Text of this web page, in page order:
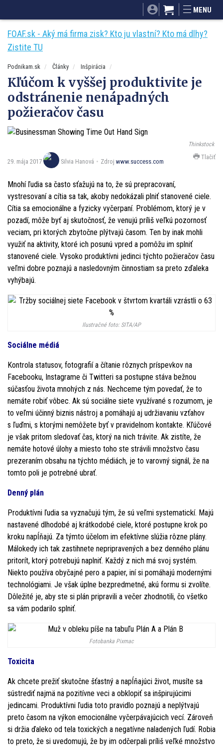
Mnamky-recepty.sk
MENU
FOAF.sk - Aký má firma zisk? Kto ju vlastní? Kto má dlhy?
Zistite TU
Podnikam.sk Články Inšpirácia
Kľúčom k vyššej produktivite je
odstránenie nenápadných
požieračov času
Thinkstock
29. mája 2017 Silvia Hanová Zdroj www.success.com
Tlačiť
Mnohí ľudia sa často sťažujú na to, že sú prepracovaní,
vystresovaní a cítia sa tak, akoby nedokázali plniť stanovené ciele.
Cítia sa emocionálne a fyzicky vyčerpaní. Problémom, ktorý je v
pozadí, môže byť aj skutočnosť, že venujú príliš veľkú pozornosť
veciam, pri ktorých zbytočne plýtvajú časom. Ten by inak mohli
využiť na aktivity, ktoré ich posunú vpred a pomôžu im splniť
stanovené ciele. Vysoko produktívni jedinci týchto požieračov času
veľmi dobre poznajú a nasledovným činnostiam sa preto zďaleka
vyhýbajú.
Ilustračné foto: SITA/AP
Sociálne médiá
Kontrola statusov, fotografií a čítanie rôznych príspevkov na
Facebooku, Instagrame či Twitteri sa postupne stáva bežnou
súčasťou života mnohých z nás. Nechceme tým povedať, že to
nemáte robiť vôbec. Ak sú sociálne siete využívané s rozumom, je
to veľmi účinný biznis nástroj a pomáhajú aj udržiavaniu vzťahov
s ľuďmi, s ktorými nemôžete byť v pravidelnom kontakte. Kľúčové
je však pritom sledovať čas, ktorý na nich trávite. Ak zistíte, že
nemáte hotové úlohy a miesto toho ste strávili množstvo času
prezeraním obsahu na týchto médiách, je to varovný signál, že na
tomto poli je potrebné ubrať.
Denný plán
Produktívni ľudia sa vyznačujú tým, že sú veľmi systematickí. Majú
nastavené dlhodobé aj krátkodobé ciele, ktoré postupne krok po
kroku napĺňajú. Za týmto účelom im efektívne slúžia rôzne plány.
Málokedy ich tak zastihnete nepripravených a bez denného plánu
pritorít, ktorý potrebujú naplniť. Každý z nich má svoj systém.
Niekto používa obyčajné pero a papier, iní si pomáhajú modernými
technológiami. Je však úplne bezpredmetné, akú formu si zvolíte.
Dôležité je, aby ste si plán pripravili a večer zhodnotili, čo všetko
sa vám podarilo splniť.
Fotobanka Pixmac
Toxicita
Ak chcete prežiť skutočne šťastný a napĺňajúci život, musíte sa
sústrediť najmä na pozitívne veci a obklopiť sa inšpirujúcimi
jedincami. Produktívni ľudia toto pravidlo poznajú a neplýtvajú
preto časom na výkon emocionálne vyčerpávajúcich vecí. Zároveň
si držia ďaleko od tela toxických a negatívne naladených ľudí. Robia
to preto, že si uvedomujú, že by im odčerpali príliš veľké množstvo